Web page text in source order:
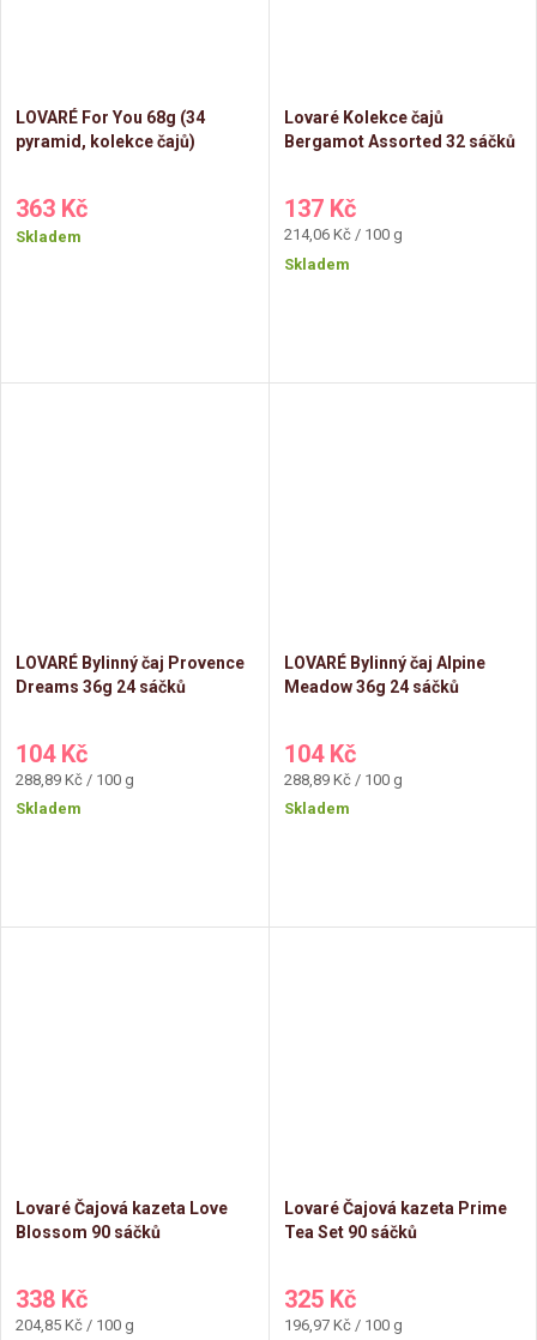
LOVARÉ For You 68g (34
pyramid, kolekce čajů)
363 Kč
Skladem
Lovaré Kolekce čajů
Bergamot Assorted 32 sáčků
137 Kč
Měrná
cena:
214,06 Kč / 100 g
Skladem
LOVARÉ Bylinný čaj Provence
Dreams 36g 24 sáčků
104 Kč
Měrná
cena:
288,89 Kč / 100 g
Skladem
LOVARÉ Bylinný čaj Alpine
Meadow 36g 24 sáčků
104 Kč
Měrná
cena:
288,89 Kč / 100 g
Skladem
Lovaré Čajová kazeta Love
Blossom 90 sáčků
338 Kč
Měrná
204,85 Kč / 100 g
Lovaré Čajová kazeta Prime
Tea Set 90 sáčků
325 Kč
Měrná
196,97 Kč / 100 g